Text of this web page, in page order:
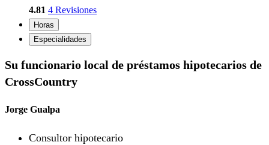
4.81 4 Revisiones
Horas
Especialidades
Su funcionario local de préstamos hipotecarios de
CrossCountry
Jorge Gualpa
Consultor hipotecario